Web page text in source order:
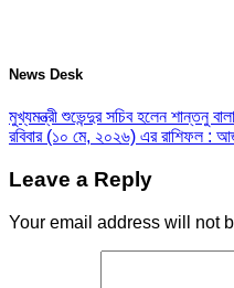
News Desk
মুখ্যমন্ত্রী শুভেন্দুর সচিব হলেন শান্তনু
রবিবার (১০ মে, ২০২৬) এর রাশিফল :
Leave a Reply
Your email address will not